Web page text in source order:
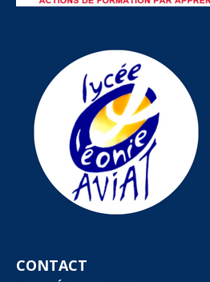
CONTACT